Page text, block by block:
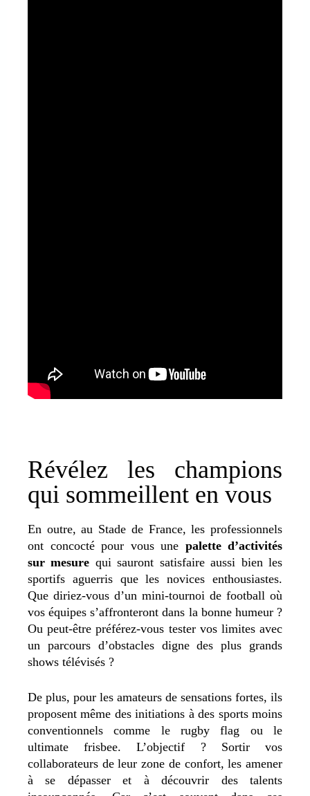
Révélez les champions
qui sommeillent en vous
En outre, au Stade de France, les professionnels
ont concocté pour vous une palette d’activités
sur mesure qui sauront satisfaire aussi bien les
sportifs aguerris que les novices enthousiastes.
Que diriez-vous d’un mini-tournoi de football où
vos équipes s’affronteront dans la bonne humeur ?
Ou peut-être préférez-vous tester vos limites avec
un parcours d’obstacles digne des plus grands
shows télévisés ?
De plus, pour les amateurs de sensations fortes, ils
proposent même des initiations à des sports moins
conventionnels comme le rugby flag ou le
ultimate frisbee. L’objectif ? Sortir vos
collaborateurs de leur zone de confort, les amener
à se dépasser et à découvrir des talents